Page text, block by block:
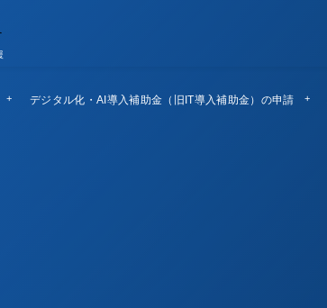
デジタル化・AI導入補助金（旧IT導入補助金）の申請